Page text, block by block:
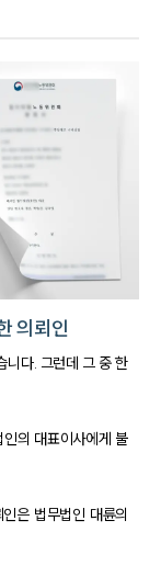
의뢰인
니다. 그런데 그 중 한
의 대표이사에게 불
은 법무법인 대륜의